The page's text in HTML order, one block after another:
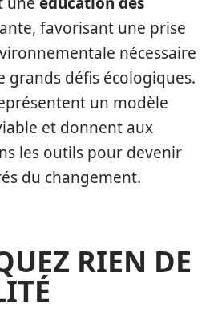
favorisant une prise
nécessaire
grands défis écologiques.
un modèle
et donnent aux
les outils pour devenir
du changement.
RIEN DE